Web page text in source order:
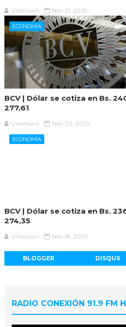
Unknown Nov 21, 2025
ECONOMÍA
BCV | Dólar se cotiza en Bs.
277,61
Unknown Nov 20, 2025
ECONOMÍA
BCV | Dólar se cotiza en Bs.
274,35
Unknown Nov 18, 2025
BLOGGER DISQUS
RADIO CONEXIÓN 91.9 FM